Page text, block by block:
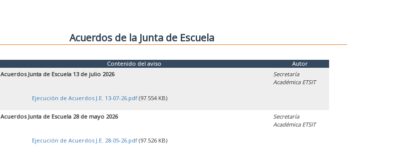
Acuerdos de la Junta de Escuela
Contenido del aviso
Autor
Acuerdos Junta de Escuela 13 de julio 2026
Ejecución de Acuerdos J.E. 13-07-26.pdf(97.554 KB)
Secretaría
Académica ETSIT
Acuerdos Junta de Escuela 28 de mayo 2026
Ejecución de Acuerdos J.E. 28-05-26.pdf(97.526 KB)
Secretaría
Académica ETSIT